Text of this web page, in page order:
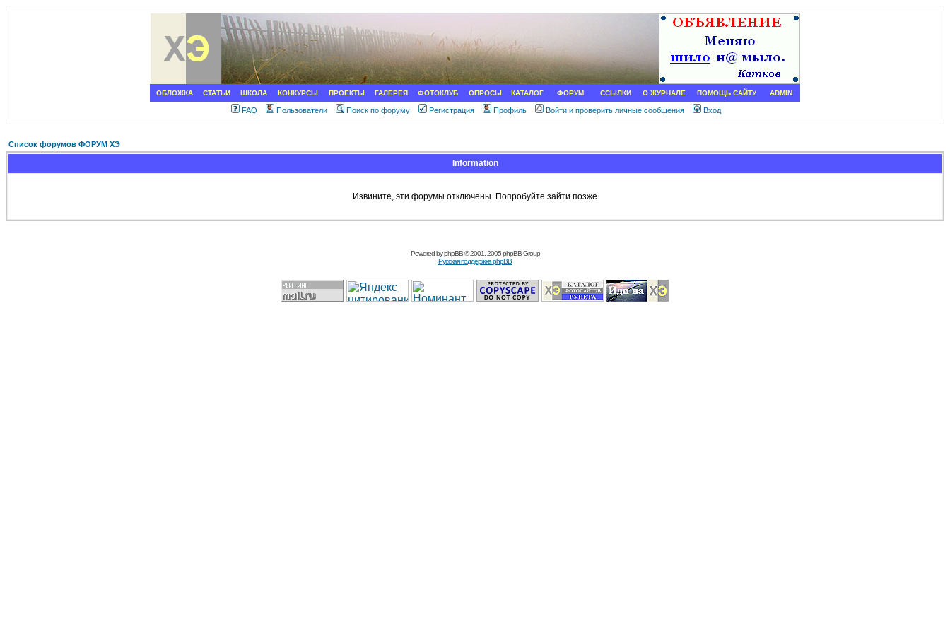
ОБЛОЖКА СТАТЬИ ШКОЛА КОНКУРСЫ ПРОЕКТЫ ГАЛЕРЕЯ ФОТОКЛУБ ОПРОСЫ КАТАЛОГ ФОРУМ ССЫЛКИ О ЖУРНАЛЕ ПОМОЩЬ САЙТУ ADMIN
FAQ Пользователи Поиск по форуму Регистрация Профиль Войти и проверить личные сообщения Вход
Список форумов ФОРУМ ХЭ
Information
Извините, эти форумы отключены. Попробуйте зайти позже
Powered byphpBB© 2001, 2005 phpBB Group
Русская поддержка phpBB